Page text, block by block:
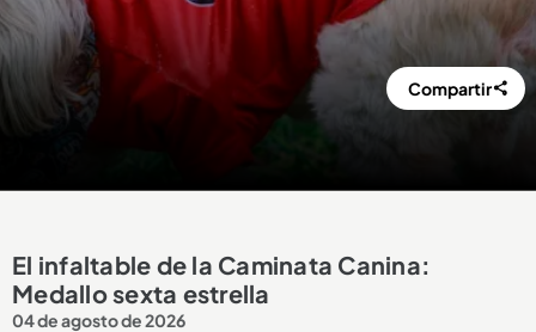
Compartir
El infaltable de la Caminata Canina:
Medallo sexta estrella
04 de agosto de 2026